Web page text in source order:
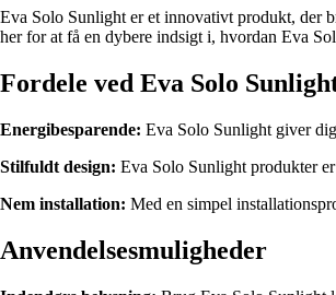
Eva Solo Sunlight er et innovativt produkt, der
her for at få en dybere indsigt i, hvordan Eva
Fordele ved Eva Solo
Energibesparende: Eva Solo Sunlight giver
Stilfuldt design: Eva Solo Sunlight produkter
Nem installation: Med en simpel
Anvendelsesmuligheder